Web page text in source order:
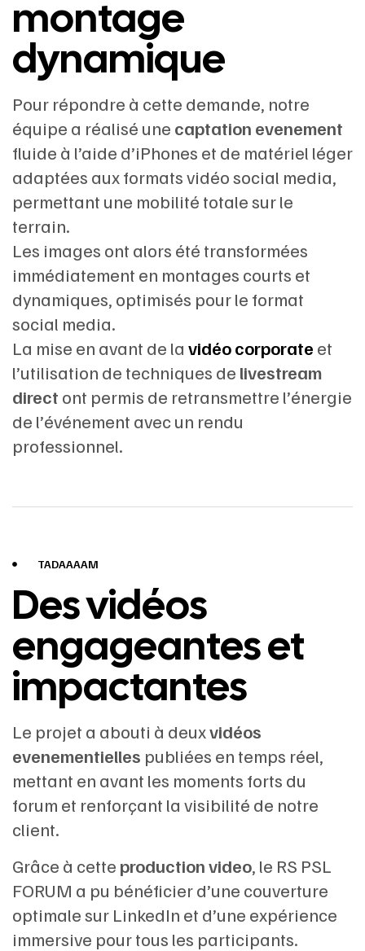
montage
dynamique
Pour répondre à cette demande, notre
équipe a réalisé une captation evenement
fluide à l’aide d’iPhones et de matériel léger
adaptées aux formats vidéo social media,
permettant une mobilité totale sur le
terrain.
Les images ont alors été transformées
immédiatement en montages courts et
dynamiques, optimisés pour le format
social media.
La mise en avant de la vidéo corporate et
l’utilisation de techniques de livestream
direct ont permis de retransmettre l’énergie
de l’événement avec un rendu
professionnel.
TADAAAAM
Des vidéos
engageantes et
impactantes
Le projet a abouti à deuxvidéos
evenementielles publiées en temps réel,
mettant en avant les moments forts du
forum et renforçant la visibilité de notre
client.
Grâce à cette production video, le RS PSL
FORUM a pu bénéficier d’une couverture
optimale sur LinkedIn et d’une expérience
immersive pour tous les participants.